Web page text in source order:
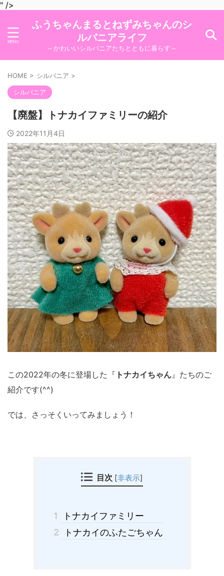
" />
ふうちゃんまるとねずみちゃんのシ
ルバニアライフ
～かわいいシルバニアたちとともに暮らす～
HOME > シルバニア >
シルバニア
【廃盤】トナカイファミリーの紹介
2022年11月4日
この2022年の冬に登場した『 トナカイちゃん』たちのご
紹介です(^^)
では、さっそくいってみましょう！
目次 [非表示]
1
トナカイファミリー
2
トナカイのふたごちゃん